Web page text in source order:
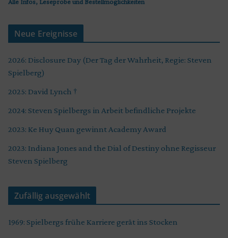
Neue Ereignisse
2026: Disclosure Day (Der Tag der Wahrheit, Regie: Steven
Spielberg)
2025: David Lynch †
2024: Steven Spielbergs in Arbeit befindliche Projekte
2023: Ke Huy Quan gewinnt Academy Award
2023: Indiana Jones and the Dial of Destiny ohne Regisseur
Steven Spielberg
Zufällig ausgewählt
1969: Spielbergs frühe Karriere gerät ins Stocken